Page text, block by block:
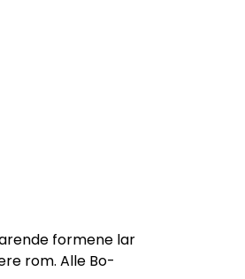
formene lar
rom. Alle Bo-